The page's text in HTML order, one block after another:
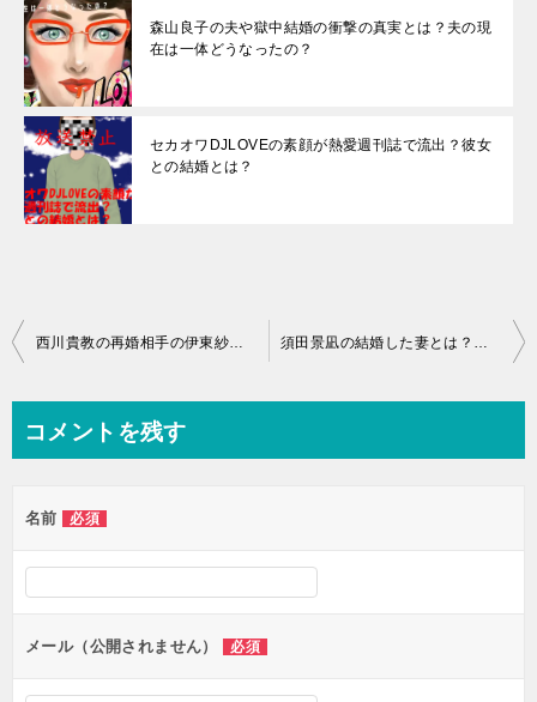
森山良子の夫や獄中結婚の衝撃の真実とは？夫の現
在は一体どうなったの？
セカオワDJLOVEの素顔が熱愛週刊誌で流出？彼女
との結婚とは？
投
ビ
ー
シ
ン
西川貴教の再婚相手の伊東紗冶子の詳細とは？子供の事故の衝撃の真実とは？ 須田景凪の結婚した妻とは？バルーンとの違いや大学や本名の詳細とは？
コメントを残す
名前 必須
メール（公開されません） 必須